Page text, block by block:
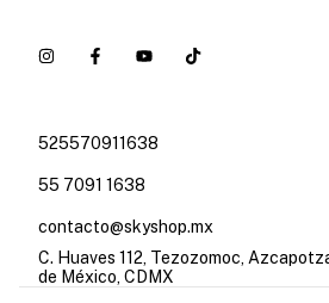
525570911638
55 7091 1638
contacto@skyshop.mx
C. Huaves 112, Tezozomoc,
de México, CDMX